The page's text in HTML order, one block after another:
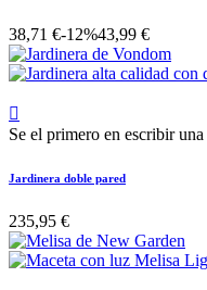
38,71 €-12%43,99 €

Se el primero en escribir una
Jardinera doble pared
235,95 €